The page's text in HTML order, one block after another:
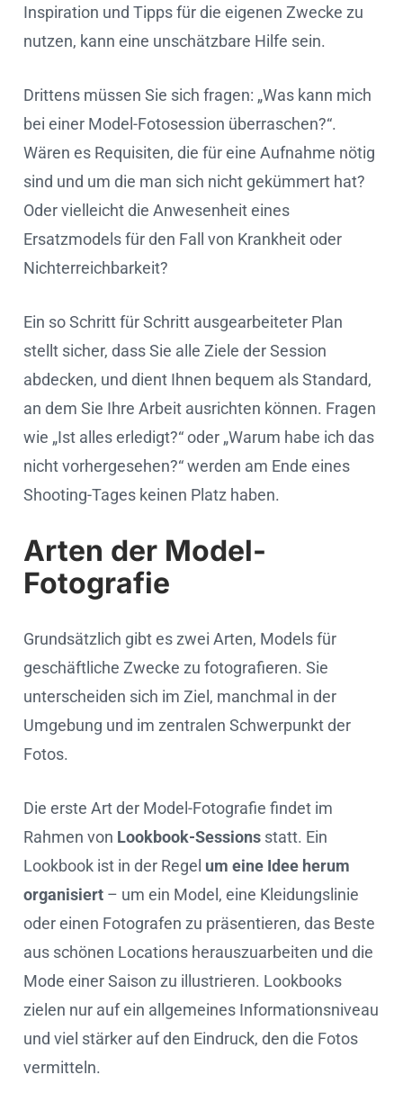
Inspiration und Tipps für die eigenen Zwecke zu
nutzen, kann eine unschätzbare Hilfe sein.
Drittens müssen Sie sich fragen: „Was kann mich
bei einer Model-Fotosession überraschen?“.
Wären es Requisiten, die für eine Aufnahme nötig
sind und um die man sich nicht gekümmert hat?
Oder vielleicht die Anwesenheit eines
Ersatzmodels für den Fall von Krankheit oder
Nichterreichbarkeit?
Ein so Schritt für Schritt ausgearbeiteter Plan
stellt sicher, dass Sie alle Ziele der Session
abdecken, und dient Ihnen bequem als Standard,
an dem Sie Ihre Arbeit ausrichten können. Fragen
wie „Ist alles erledigt?“ oder „Warum habe ich das
nicht vorhergesehen?“ werden am Ende eines
Shooting-Tages keinen Platz haben.
Arten der Model-
Fotografie
Grundsätzlich gibt es zwei Arten, Models für
geschäftliche Zwecke zu fotografieren. Sie
unterscheiden sich im Ziel, manchmal in der
Umgebung und im zentralen Schwerpunkt der
Fotos.
Die erste Art der Model-Fotografie findet im
Rahmen von Lookbook-Sessions statt. Ein
Lookbook ist in der Regel um eine Idee herum
organisiert – um ein Model, eine Kleidungslinie
oder einen Fotografen zu präsentieren, das Beste
aus schönen Locations herauszuarbeiten und die
Mode einer Saison zu illustrieren. Lookbooks
zielen nur auf ein allgemeines Informationsniveau
und viel stärker auf den Eindruck, den die Fotos
vermitteln.